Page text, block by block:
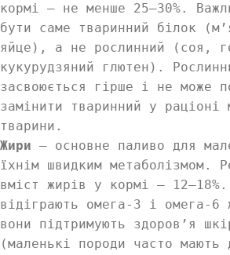
кормі — не менше 25–30%.
бути саме тваринний білок
яйце), а не рослинний (соя,
кукурудзяний глютен).
засвоюється гірше і не може
замінити тваринний у раціоні
тварини.
Жири — основне паливо для
їхнім швидким метаболізмом.
вміст жирів у кормі —
відіграють омега-3 і омега-6
вони підтримують здоров’я
(маленькі породи часто мають